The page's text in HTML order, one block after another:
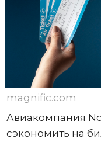
magnific.com
Авиакомпания
сэкономить на